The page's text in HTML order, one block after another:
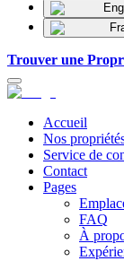
Trouver une
Accueil
Nos
Service de
Contact
Pages
FAQ
À